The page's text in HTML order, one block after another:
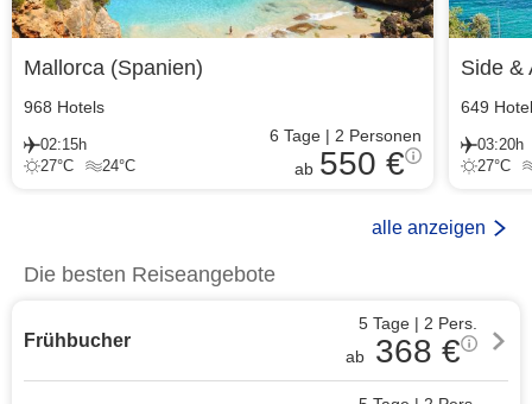
Mallorca (Spanien)
968 Hotels
02:15h
27°C 24°C
6 Tage| 2 Personen
ab 550 €
Side &
649
03:20h
27°C
alle anzeigen
Die besten Reiseangebote
Frühbucher
5 Tage | 2 Pers.
ab
368 €